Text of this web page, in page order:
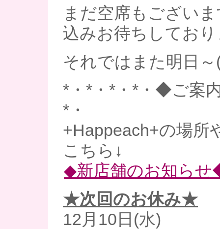
まだ空席もござい
込みお待ちしてお
それではまた明日～
*・*・*・*・◆ご案
*・
+Happeach+の場所
こちら↓
◆新店舗のお知ら
★次回のお休み★
12月10日(水)